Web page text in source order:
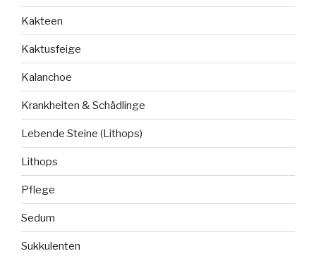
Kakteen
Kaktusfeige
Kalanchoe
Krankheiten & Schädlinge
Lebende Steine (Lithops)
Lithops
Pflege
Sedum
Sukkulenten